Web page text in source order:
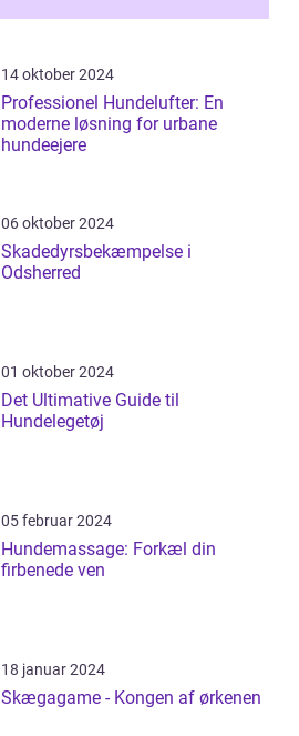
14 oktober 2024
Professionel Hundelufter: En
moderne løsning for urbane
hundeejere
06 oktober 2024
Skadedyrsbekæmpelse i
Odsherred
01 oktober 2024
Det Ultimative Guide til
Hundelegetøj
05 februar 2024
Hundemassage: Forkæl din
firbenede ven
18 januar 2024
Skægagame - Kongen af ørkenen